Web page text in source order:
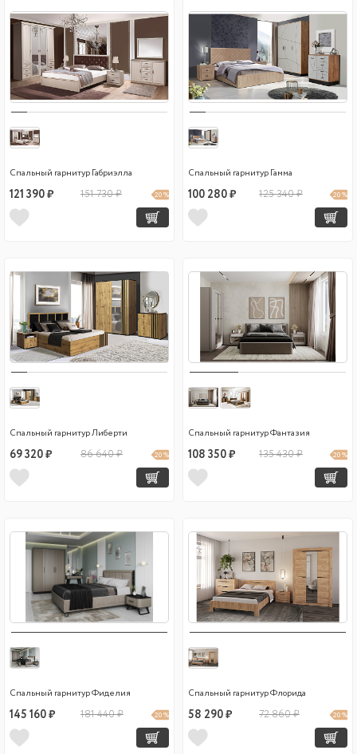
Спальный гарнитур Габриэлла
121 390 ₽ 151 730 ₽ 20 %
Спальный гарнитур Гамма
100 280 ₽ 125 340 ₽ 20 %
Спальный гарнитур Либерти
69 320 ₽ 86 640 ₽ 20 %
Спальный гарнитур Фантазия
108 350 ₽ 135 430 ₽ 20 %
Спальный гарнитур Фиделия
145 160 ₽ 181 440 ₽ 20 %
Спальный гарнитур Флорида
58 290 ₽ 72 860 ₽ 20 %